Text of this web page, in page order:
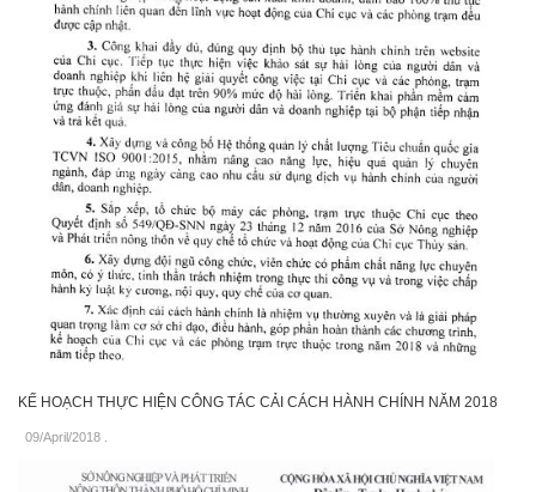
KẾ HOẠCH THỰC HIỆN CÔNG TÁC CẢI CÁCH HÀNH CHÍNH NĂM 2018
09/April/2018